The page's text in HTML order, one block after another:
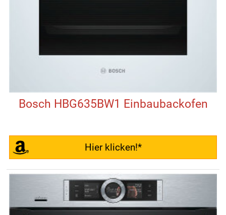
Bosch HBG635BW1 Einbaubackofen
Hier klicken!*